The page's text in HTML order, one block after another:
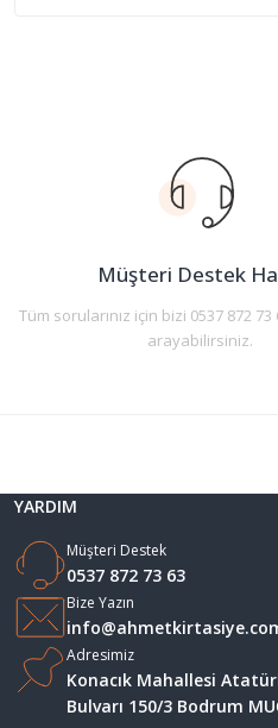
Ürün açıklamasında eksik
Ürün bilgilerinde hatalar
Bu ürüne benzer farklı
Müşteri Destek
Tüm sorularınız için bizi 0537 872
arayabilirsiniz.
YARDIM
Müşteri Destek
0537 872 73 63
Bize Yazın
Adresimiz
Konacık Mahallesi
Bulvarı 150/3 Bodrum